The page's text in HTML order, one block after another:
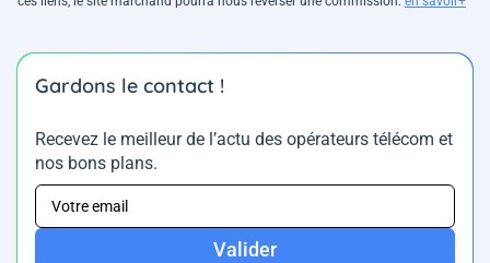
Gardons le contact !
Recevez le meilleur de l’actu des opérateurs télécom et
nos bons plans.
Valider